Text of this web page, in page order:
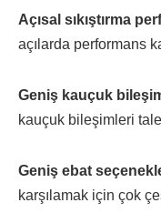
Açısal sıkıştırma
açılarda performans
Geniş kauçuk
kauçuk bileşimleri
Geniş ebat
karşılamak için çok